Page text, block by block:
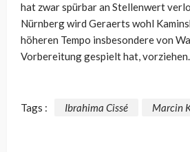
hat zwar spürbar an Stellenwert
Nürnberg wird Geraerts wohl
höheren Tempo insbesondere von
Vorbereitung gespielt hat, vorziehen.
Tags : Ibrahima Cissé Marcin